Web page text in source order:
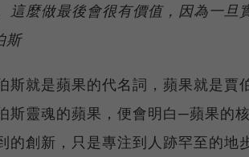
這麼做最後會很有價值，因為一旦
斯
斯就是蘋果的代名詞，蘋果就是賈
斯靈魂的蘋果，便會明白─蘋果的
的創新，只是專注到人跡罕至的地步